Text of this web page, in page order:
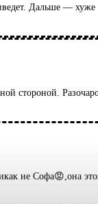
Дальше — хуже
стороной.
не Софа😡,она